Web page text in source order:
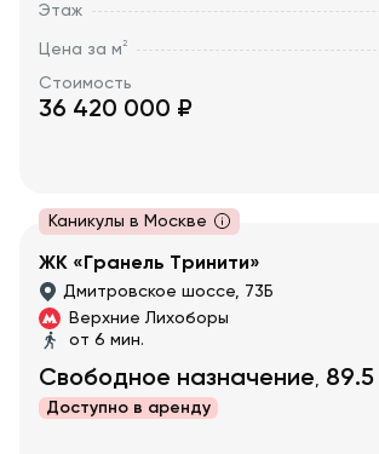
Этаж
Цена за м2
Стоимость
36 420 000 ₽
Каникулы в Москве
ЖК «Гранель Тринити»
Дмитровское шоссе, 73Б
Верхние Лихоборы
от 6 мин.
Свободное назначение, 89.5
Доступно в аренду